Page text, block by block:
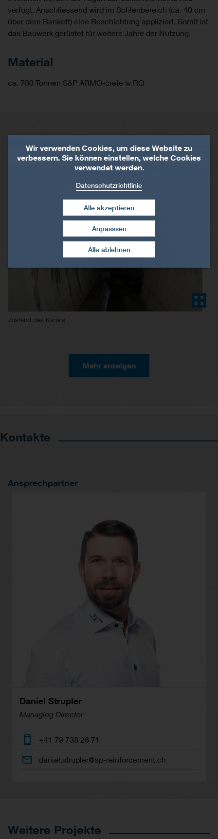
verfugt. Anschliessend wird im Sohlenbereich (ca. 40 cm
über dem Bankett) eine Beschichtung appliziert. Somit ist
das Bauwerk gerüstet für weitere Jahre der Nutzung.
Material
ca. 700 Tonnen S&P ARMO-crete w RQ
Bildergalerie
Zustand des Kanals
Mehr anzeigen
Kontakte
Ansprechpartner
Daniel Strupler
Managing Director
+41 79 738 26 71
daniel.strupler@sp-reinforcement.ch
Weitere Projekte
Wir verwenden Cookies, um diese Website zu
verbessern. Sie können einstellen, welche Cookies
verwendet werden.
Datenschutzrichtlinie
Alle ablehnen
Alle akzeptieren
Zustimmung widerrufen
Anpasssen